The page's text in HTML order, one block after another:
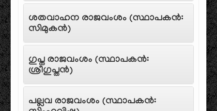
ശതവാഹന രാജവംശം (സ്ഥാപകൻ:
സിമുകൻ)
ഗുപ്ത രാജവംശം (സ്ഥാപകൻ:
ശ്രീഗുപ്തൻ)
പല്ലവ രാജവംശം (സ്ഥാപകൻ: